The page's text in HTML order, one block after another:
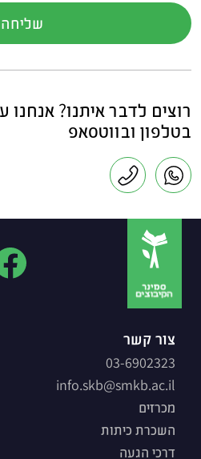
רוצים לדבר איתנו?
בטלפון ובווטסאפ
צור קשר
03-6902323
info.skb@smkb.ac.il
מכרזים
השכרת כיתות
דרכי הגעה